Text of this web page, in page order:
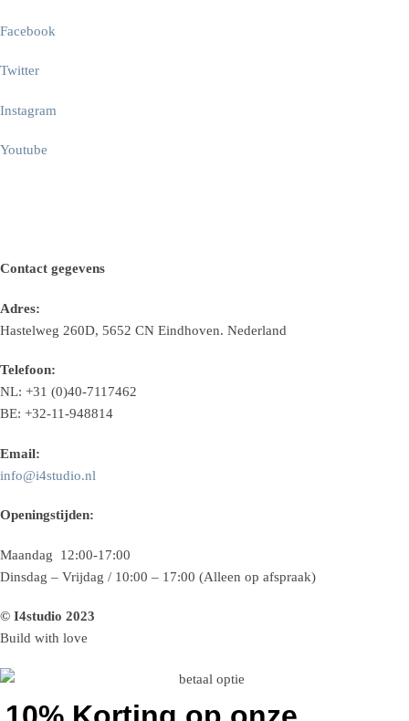
Facebook
Twitter
Instagram
Youtube
Contact gegevens
Adres:
Hastelweg 260D, 5652 CN Eindhoven. Nederland
Telefoon:
NL: +31 (0)40-7117462
BE: +32-11-948814
Email:
info@i4studio.nl
Openingstijden:
Maandag 12:00-17:00
Dinsdag – Vrijdag / 10:00 – 17:00 (Alleen op afspraak)
© I4studio 2023
Build with love